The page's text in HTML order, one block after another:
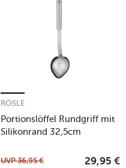
Portionslöffel Rundgriff mit
Silikonrand 32,5cm
RÖSLE
UVP36,95 € 29,95 €